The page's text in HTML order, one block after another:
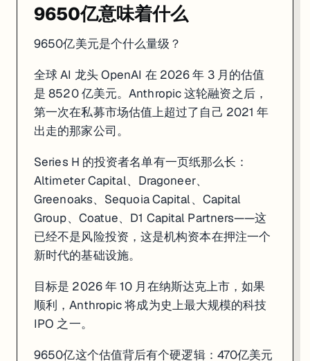
Axios:Anthropic withholds Mythos Preview model because
OpenPR:Revenue trajectory $9B → $47B timeline
9650亿意味着什么
9650亿美元是个什么量级？
全球 AI 龙头 OpenAI 在 2026 年 3 月的估值
是 8520 亿美元。Anthropic 这轮融资之后，
第一次在私募市场估值上超过了自己 2021 年
出走的那家公司。
Series H 的投资者名单有一页纸那么长：
Altimeter Capital、Dragoneer、
Greenoaks、Sequoia Capital、Capital
Group、Coatue、D1 Capital Partners——这
已经不是风险投资，这是机构资本在押注一个
新时代的基础设施。
目标是 2026 年 10 月在纳斯达克上市，如果
顺利，Anthropic 将成为史上最大规模的科技
IPO 之一。
9650亿这个估值背后有个硬逻辑：470亿美元